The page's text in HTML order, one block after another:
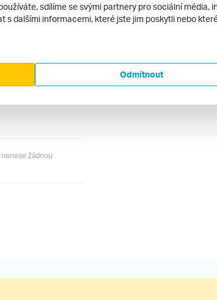
žádnou
sdílíme se svými partnery pro sociální média,
s dalšími informacemi, které jste jim poskytli nebo
Odmítnout